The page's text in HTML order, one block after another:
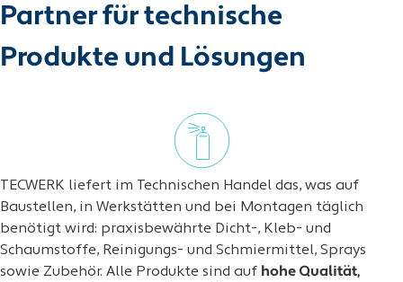
Partner für technische
Produkte und Lösungen
TECWERK liefert im Technischen Handel das, was auf
Baustellen, in Werkstätten und bei Montagen täglich
benötigt wird: praxisbewährte Dicht-, Kleb- und
Schaumstoffe, Reinigungs- und Schmiermittel, Sprays
sowie Zubehör. Alle Produkte sind auf hohe Qualität,